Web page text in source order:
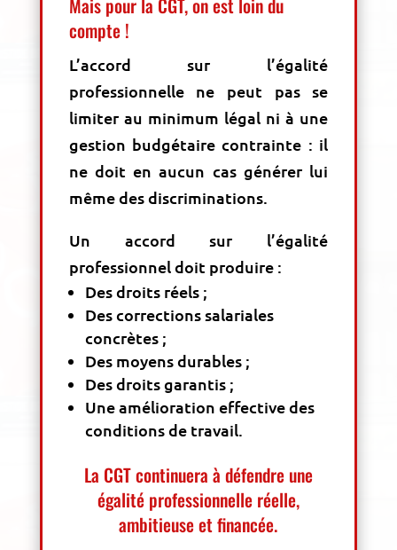
compte !
L’accord sur l’égalité
professionnelle ne peut pas se
limiter au minimum légal ni à une
gestion budgétaire contrainte : il
ne doit en aucun cas générer lui
même des discriminations.
Un accord sur l’égalité
professionnel doit produire :
Des droits réels ;
Des corrections salariales
concrètes ;
Des moyens durables ;
Des droits garantis ;
Une amélioration effective des
conditions de travail.
La CGT continuera à défendre une
égalité professionnelle réelle,
ambitieuse et financée.